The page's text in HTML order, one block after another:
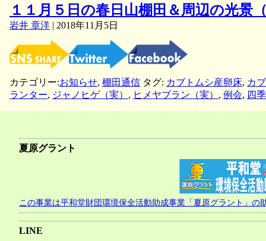
１１月５日の春日山棚田＆周辺の光景
岩井 章洋 | 2018年11月5日
カテゴリー:お知らせ, 棚田通信 タグ: カブトムシ産卵床, カ
ランター, ジャノヒゲ（実） , ヒメヤブラン（実） , 例会, 四
夏原グラント
この事業は平和堂財団環境保全活動助成事業「夏原グラント」の
LINE